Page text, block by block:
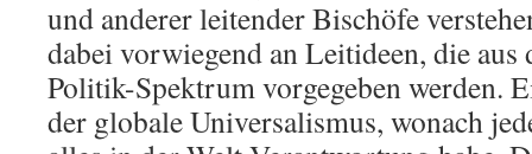
und anderer leitender Bischöfe
dabei vorwiegend an Leitideen, die
Politik-Spektrum vorgegeben werden.
der globale Universalismus, wonach